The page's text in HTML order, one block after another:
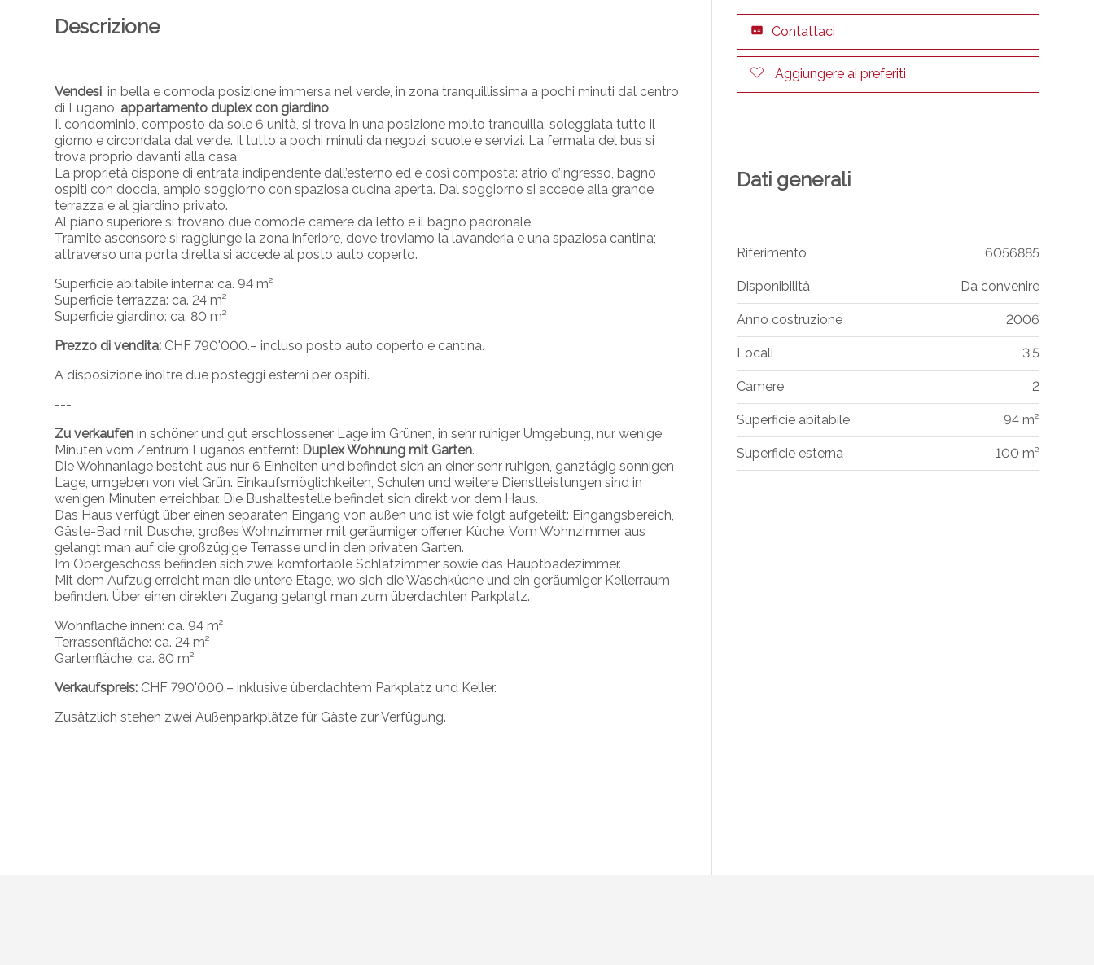
Descrizione
Vendesi , in bella e comoda posizione immersa nel verde, in zona tranquillissima a pochi minuti dal centro
di Lugano, appartamento duplex con giardino.
Il condominio, composto da sole 6 unità, si trova in una posizione molto tranquilla, soleggiata tutto il
giorno e circondata dal verde. Il tutto a pochi minuti da negozi, scuole e servizi. La fermata del bus si
trova proprio davanti alla casa.
La proprietà dispone di entrata indipendente dall’esterno ed è così composta: atrio d’ingresso, bagno
ospiti con doccia, ampio soggiorno con spaziosa cucina aperta. Dal soggiorno si accede alla grande
terrazza e al giardino privato.
Al piano superiore si trovano due comode camere da letto e il bagno padronale.
Tramite ascensore si raggiunge la zona inferiore, dove troviamo la lavanderia e una spaziosa cantina;
attraverso una porta diretta si accede al posto auto coperto.
Superficie abitabile interna: ca. 94 m²
Superficie terrazza: ca. 24 m²
Superficie giardino: ca. 80 m²
Prezzo di vendita: CHF 790'000.– incluso posto auto coperto e cantina.
A disposizione inoltre due posteggi esterni per ospiti.
---
Zu verkaufen in schöner und gut erschlossener Lage im Grünen, in sehr ruhiger Umgebung, nur wenige
Minuten vom Zentrum Luganos entfernt: Duplex Wohnung mit Garten.
Die Wohnanlage besteht aus nur 6 Einheiten und befindet sich an einer sehr ruhigen, ganztägig sonnigen
Lage, umgeben von viel Grün. Einkaufsmöglichkeiten, Schulen und weitere Dienstleistungen sind in
wenigen Minuten erreichbar. Die Bushaltestelle befindet sich direkt vor dem Haus.
Das Haus verfügt über einen separaten Eingang von außen und ist wie folgt aufgeteilt: Eingangsbereich,
Gäste-Bad mit Dusche, großes Wohnzimmer mit geräumiger offener Küche. Vom Wohnzimmer aus
gelangt man auf die großzügige Terrasse und in den privaten Garten.
Im Obergeschoss befinden sich zwei komfortable Schlafzimmer sowie das Hauptbadezimmer.
Mit dem Aufzug erreicht man die untere Etage, wo sich die Waschküche und ein geräumiger Kellerraum
befinden. Über einen direkten Zugang gelangt man zum überdachten Parkplatz.
Wohnfläche innen: ca. 94 m²
Terrassenfläche: ca. 24 m²
Gartenfläche: ca. 80 m²
Verkaufspreis: CHF 790'000.– inklusive überdachtem Parkplatz und Keller.
Zusätzlich stehen zwei Außenparkplätze für Gäste zur Verfügung.
Contattaci
Aggiungere ai preferiti
Dati generali
Riferimento 6056885
Disponibilità Da convenire
Anno costruzione 2006
Locali 3.5
Camere 2
Superficie abitabile 94 m²
Superficie esterna 100 m²